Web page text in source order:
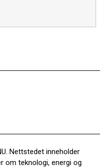
Nettstedet inneholder
om teknologi, energi og